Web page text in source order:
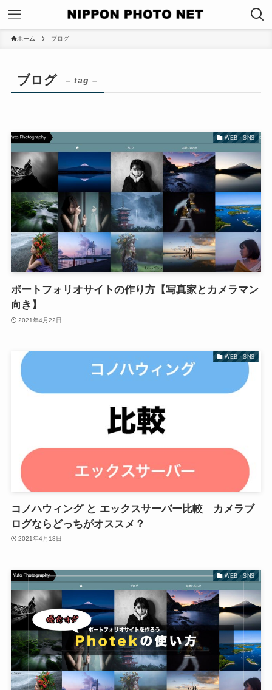
ホーム ブログ
ブログ – tag –
WEB・SNS
ポートフォリオサイトの作り方【写真家とカメラマン
向き】
2021年4月22日
WEB・SNS
コノハウィング と エックスサーバー比較 カメラブ
ログならどっちがオススメ？
2021年4月18日
WEB・SNS